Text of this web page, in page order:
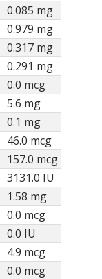
0.085 mg
0.979 mg
0.317 mg
0.291 mg
0.0 mcg
5.6 mg
0.1 mg
46.0 mcg
157.0 mcg
3131.0 IU
1.58 mg
0.0 mcg
0.0 IU
4.9 mcg
0.0 mcg